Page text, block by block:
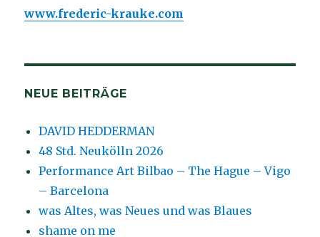
www.frederic-krauke.com
NEUE BEITRÄGE
DAVID HEDDERMAN
48 Std. Neukölln 2026
Performance Art Bilbao – The Hague – Vigo
– Barcelona
was Altes, was Neues und was Blaues
shame on me